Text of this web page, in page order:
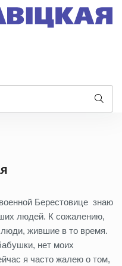
Берестовице знаю
людей. К сожалению,
жившие в то время.
нет моих
я часто жалею о том,